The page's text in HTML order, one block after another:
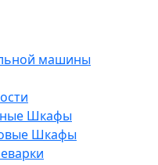
машины
Шкафы
Шкафы